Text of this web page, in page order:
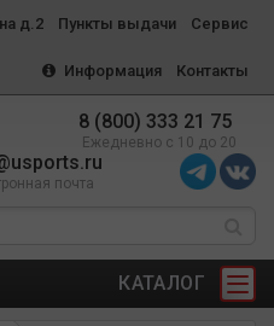
д.2 Пункты выдачи Сервис
Информация Контакты
8 (800) 333 21 75
Ежедневно с 10 до 20
почта
КАТАЛОГ